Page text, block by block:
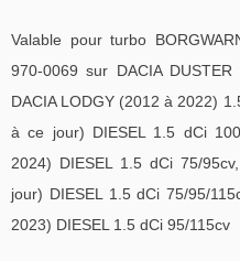
Valable pour turbo
970-0069 sur DACIA
DACIA LODGY (2012 à 2022)
à ce jour) DIESEL 1.5 dCi
2024) DIESEL 1.5 dCi 75/
jour) DIESEL 1.5 dCi 75/95/
2023) DIESEL 1.5 dCi 95/115cv